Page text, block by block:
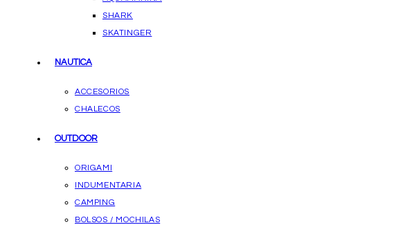
SHARK
SKATINGER
NAUTICA
ACCESORIOS
CHALECOS
OUTDOOR
ORIGAMI
INDUMENTARIA
CAMPING
BOLSOS / MOCHILAS